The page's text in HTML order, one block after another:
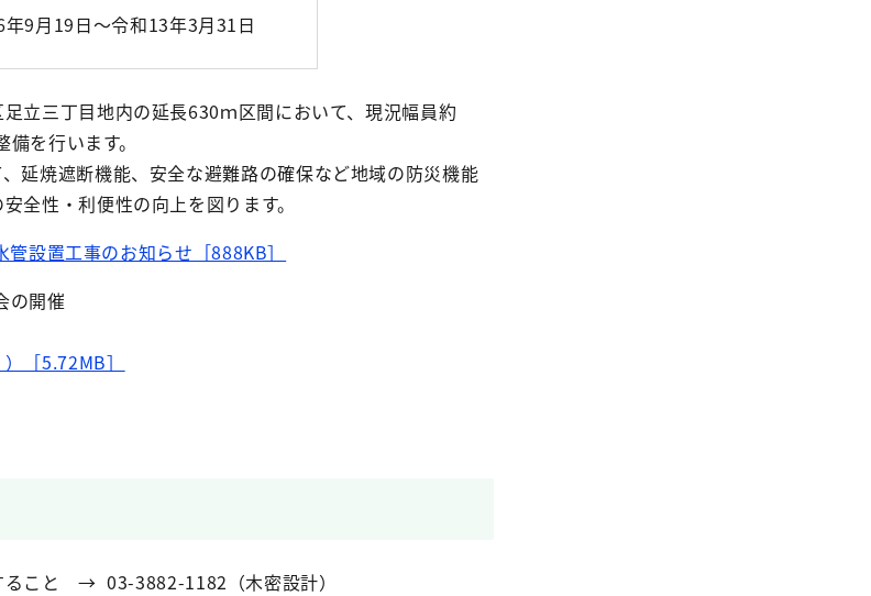
年9月19日～令和13年3月31日
立三丁目地内の延長630ｍ区間において、現況幅員約
を行います。
延焼遮断機能、安全な避難路の確保など地域の防災機能
全性・利便性の向上を図ります。
設置工事のお知らせ［888KB］
開催
［5.72MB］
ること → 03-3882-1182（木密設計）